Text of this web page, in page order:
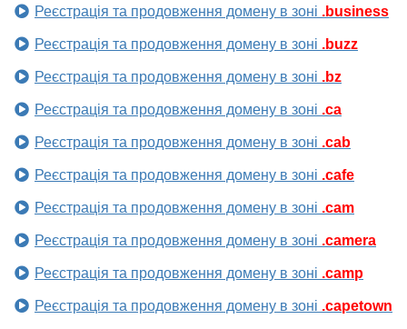
Реєстрація та продовження домену в зоні .business
Реєстрація та продовження домену в зоні .buzz
Реєстрація та продовження домену в зоні .bz
Реєстрація та продовження домену в зоні .ca
Реєстрація та продовження домену в зоні .cab
Реєстрація та продовження домену в зоні .cafe
Реєстрація та продовження домену в зоні .cam
Реєстрація та продовження домену в зоні .camera
Реєстрація та продовження домену в зоні .camp
Реєстрація та продовження домену в зоні .capetown